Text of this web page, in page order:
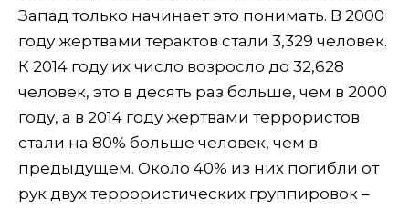
Запад только начинает это понимать. В 2000
году жертвами терактов стали 3,329 человек.
К 2014 году их число возросло до 32,628
человек, это в десять раз больше, чем в 2000
году, а в 2014 году жертвами террористов
стали на 80% больше человек, чем в
предыдущем. Около 40% из них погибли от
рук двух террористических группировок –